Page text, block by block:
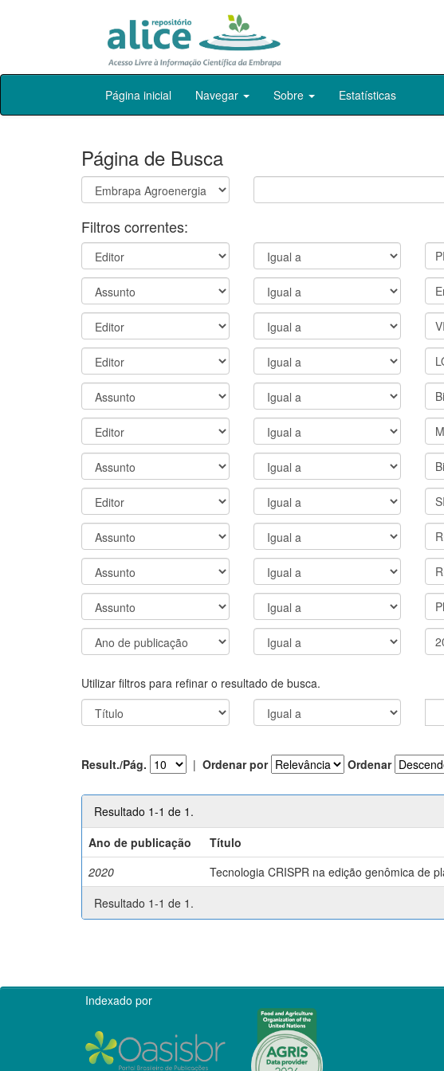
Skip
Página inicial Navegar Sobre Estatísticas
Página de Busca
Filtros correntes:
Utilizar filtros para refinar o resultado de busca.
Result./Pág. | Ordenar por Ordenar
Resultado 1-1 de 1.
Ano de publicação
Título
2020
Tecnologia CRISPR na edição genômica de
Resultado 1-1 de 1.
Indexado por